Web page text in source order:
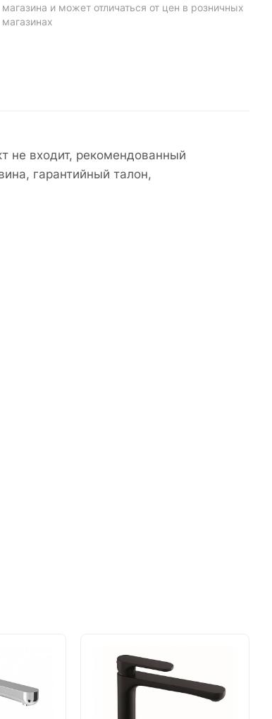
магазина и может отличаться от цен в розничных
магазинах
не входит, рекомендованный
гарантийный талон,